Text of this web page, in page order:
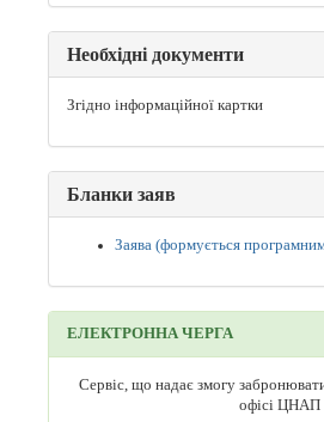
Необхідні документи
Згідно інформаційної картки
Бланки заяв
Заява (формується
ЕЛЕКТРОННА ЧЕРГА
Сервіс, що надає змогу
офісі ЦНАП